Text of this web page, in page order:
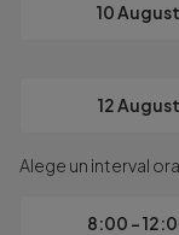
10 August
12 August
Alege un interval
8:00 -